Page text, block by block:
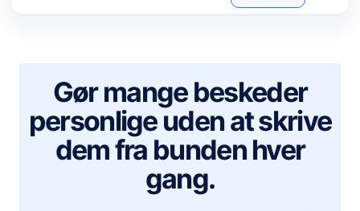
Gør mange beskeder
personlige uden at skrive
dem fra bunden hver
gang.